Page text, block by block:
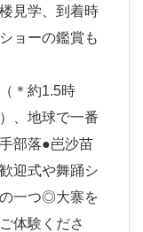
見学、到着時
ョーの鑑賞も
＊約1.5時
、地球で一番
部落●岜沙苗
迎式や舞踊シ
一つ◎大寨を
体験くださ